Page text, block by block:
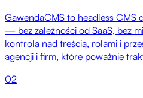
GawendaCMS to headless CMS
— bez zależności od SaaS, bez
kontrola nad treścią, rolami i
agencji i firm, które poważnie
02